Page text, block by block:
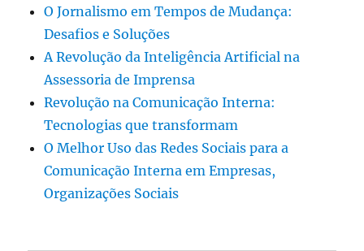
O Jornalismo em Tempos de Mudança:
Desafios e Soluções
A Revolução da Inteligência Artificial na
Assessoria de Imprensa
Revolução na Comunicação Interna:
Tecnologias que transformam
O Melhor Uso das Redes Sociais para a
Comunicação Interna em Empresas,
Organizações Sociais